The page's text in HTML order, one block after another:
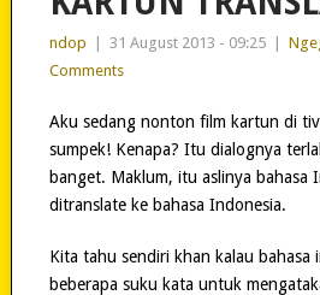
ndop 31 August 2013 - 09:25
Comments
Aku sedang nonton film kartun di
sumpek! Kenapa? Itu dialognya
banget. Maklum, itu aslinya bahasa
ditranslate ke bahasa Indonesia.
Kita tahu sendiri khan kalau bahasa
beberapa suku kata untuk